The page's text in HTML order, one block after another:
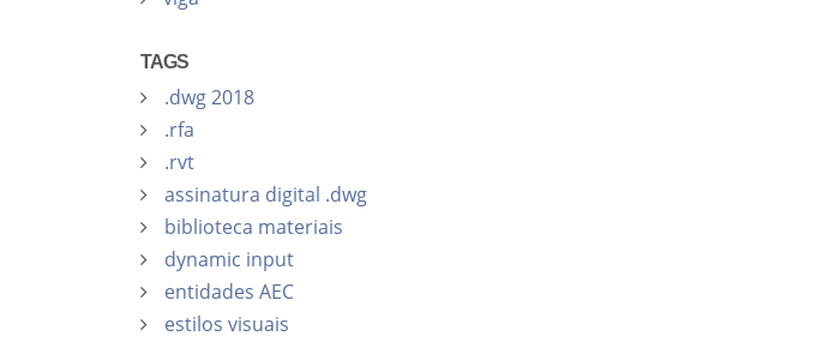
TAGS
.dwg 2018
.rfa
.rvt
assinatura digital .dwg
biblioteca materiais
dynamic input
entidades AEC
estilos visuais